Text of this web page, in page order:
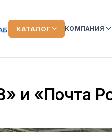
КАТАЛОГ КОМПАНИЯ
ЛИЗИНГ
и «Почта